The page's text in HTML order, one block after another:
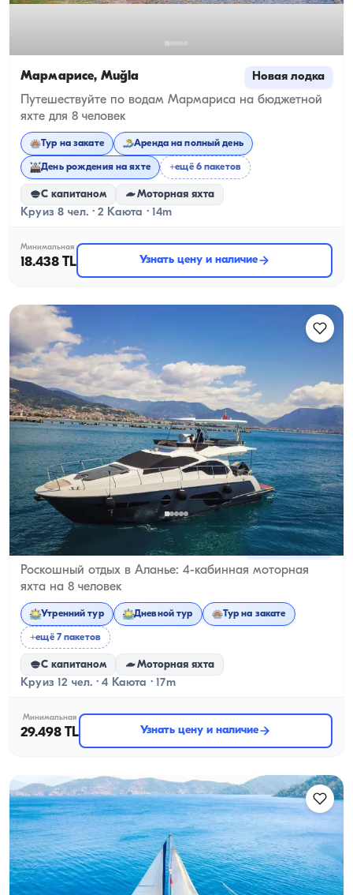
Мармарисе, Muğla Новая лодка
Путешествуйте по водам Мармариса на бюджетной
яхте для 8 человек
Тур на закате Аренда на полный день
День рождения на яхте +ещё 6 пакетов
С капитаном Моторная яхта
Круиз 8 чел. · 2 Каюта · 14m
Минимальная
18.438 TL Узнать цену и наличие
Аланья, Antalya Новая лодка
Роскошный отдых в Аланье: 4-кабинная моторная
яхта на 8 человек
Утренний тур Дневной тур Тур на закате
+ещё 7 пакетов
С капитаном Моторная яхта
Круиз 12 чел. · 4 Каюта · 17m
Минимальная
29.498 TL Узнать цену и наличие